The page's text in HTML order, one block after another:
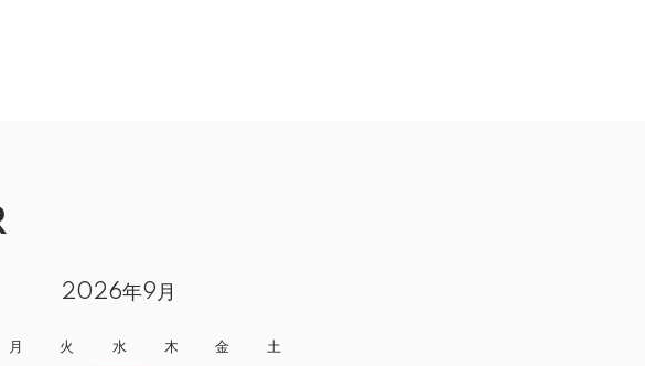
2026年9月
月 火 水 木 金 土